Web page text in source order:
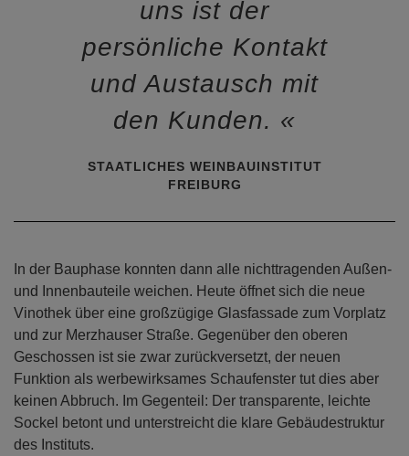
uns ist der
persönliche Kontakt
und Austausch mit
den Kunden.
STAATLICHES WEINBAUINSTITUT
FREIBURG
In der Bauphase konnten dann alle nichttragenden Außen-
und Innenbauteile weichen. Heute öffnet sich die neue
Vinothek über eine großzügige Glasfassade zum Vorplatz
und zur Merzhauser Straße. Gegenüber den oberen
Geschossen ist sie zwar zurückversetzt, der neuen
Funktion als werbewirksames Schaufenster tut dies aber
keinen Abbruch. Im Gegenteil: Der transparente, leichte
Sockel betont und unterstreicht die klare Gebäudestruktur
des Instituts.